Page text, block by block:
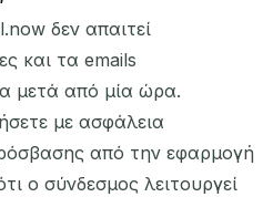
δεν απαιτεί
και τα emails
μετά από μία ώρα.
με ασφάλεια
από την εφαρμογή
ο σύνδεσμος λειτουργεί